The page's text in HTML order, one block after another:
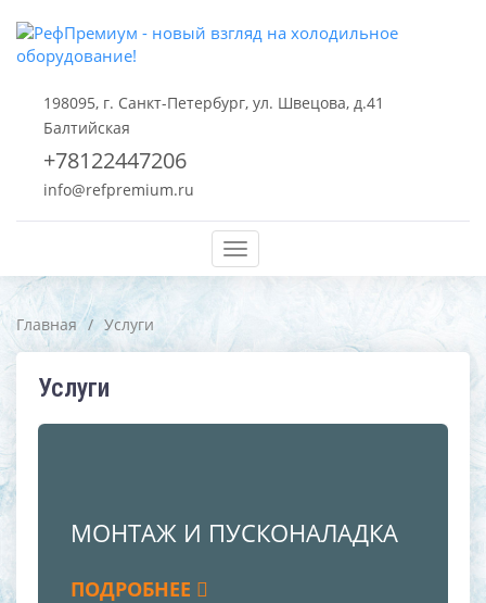
198095, г. Санкт-Петербург, ул. Швецова, д.41
Балтийская
+78122447206
info@refpremium.ru
Меню
Главная / Услуги
Услуги
МОНТАЖ И ПУСКОНАЛАДКА
ПОДРОБНЕЕ